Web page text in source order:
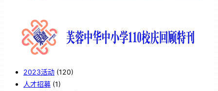
2023活动 (120)
人才招募 (1)